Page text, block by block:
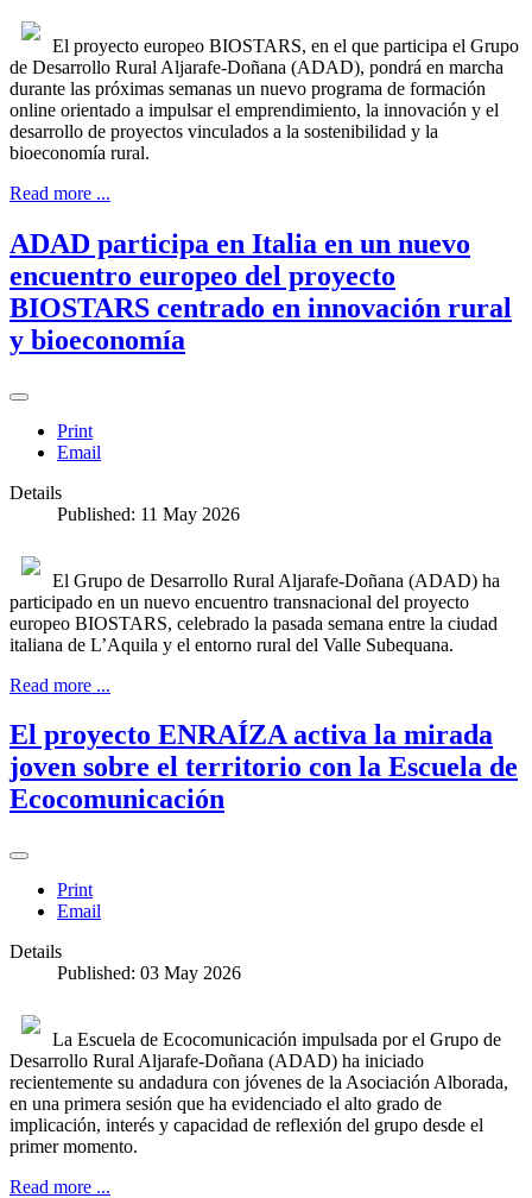
El proyecto europeo BIOSTARS, en el que participa el Grupo
de Desarrollo Rural Aljarafe-Doñana (ADAD), pondrá en marcha
durante las próximas semanas un nuevo programa de formación
online orientado a impulsar el emprendimiento, la innovación y el
desarrollo de proyectos vinculados a la sostenibilidad y la
bioeconomía rural.
Read more ...
ADAD participa en Italia en un nuevo
encuentro europeo del proyecto
BIOSTARS centrado en innovación rural
y bioeconomía
Print
Email
Details
Published: 11 May 2026
El Grupo de Desarrollo Rural Aljarafe-Doñana (ADAD) ha
participado en un nuevo encuentro transnacional del proyecto
europeo BIOSTARS, celebrado la pasada semana entre la ciudad
italiana de L’Aquila y el entorno rural del Valle Subequana.
Read more ...
El proyecto ENRAÍZA activa la mirada
joven sobre el territorio con la Escuela de
Ecocomunicación
Print
Email
Details
Published: 03 May 2026
La Escuela de Ecocomunicación impulsada por el Grupo de
Desarrollo Rural Aljarafe-Doñana (ADAD) ha iniciado
recientemente su andadura con jóvenes de la Asociación Alborada,
en una primera sesión que ha evidenciado el alto grado de
implicación, interés y capacidad de reflexión del grupo desde el
primer momento.
Read more ...